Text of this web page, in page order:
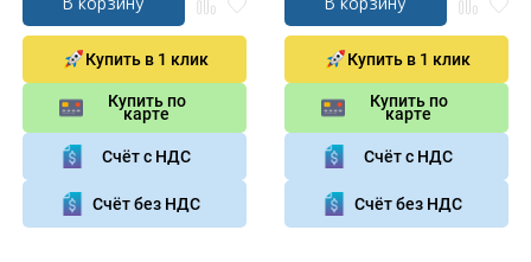
Купить в 1 клик
Купить по
карте
Счёт с НДС
Счёт без НДС
Купить в 1 клик
Купить по
карте
Счёт с НДС
Счёт без НДС